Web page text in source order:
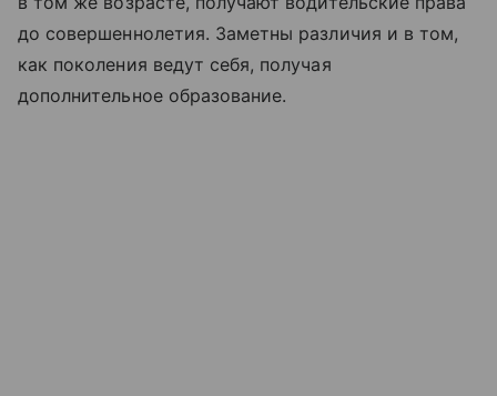
до совершеннолетия. Заметны различия и в том,
как поколения ведут себя, получая
дополнительное образование.